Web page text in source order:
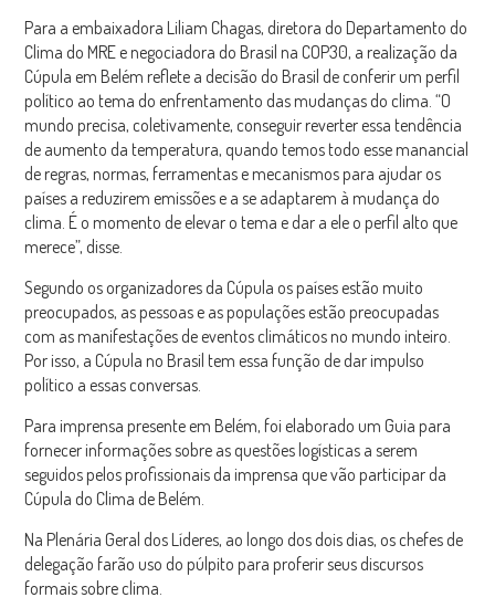
Para a embaixadora Liliam Chagas, diretora do Departamento do
Clima do MRE e negociadora do Brasil na COP30, a realização da
Cúpula em Belém reflete a decisão do Brasil de conferir um perfil
político ao tema do enfrentamento das mudanças do clima. “O
mundo precisa, coletivamente, conseguir reverter essa tendência
de aumento da temperatura, quando temos todo esse manancial
de regras, normas, ferramentas e mecanismos para ajudar os
países a reduzirem emissões e a se adaptarem à mudança do
clima. É o momento de elevar o tema e dar a ele o perfil alto que
merece”, disse.
Segundo os organizadores da Cúpula os países estão muito
preocupados, as pessoas e as populações estão preocupadas
com as manifestações de eventos climáticos no mundo inteiro.
Por isso, a Cúpula no Brasil tem essa função de dar impulso
político a essas conversas.
Para imprensa presente em Belém, foi elaborado um Guia para
fornecer informações sobre as questões logísticas a serem
seguidos pelos profissionais da imprensa que vão participar da
Cúpula do Clima de Belém.
Na Plenária Geral dos Líderes, ao longo dos dois dias, os chefes de
delegação farão uso do púlpito para proferir seus discursos
formais sobre clima.